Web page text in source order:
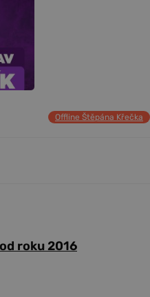
Offline Štěpána Křečka
roku 2016